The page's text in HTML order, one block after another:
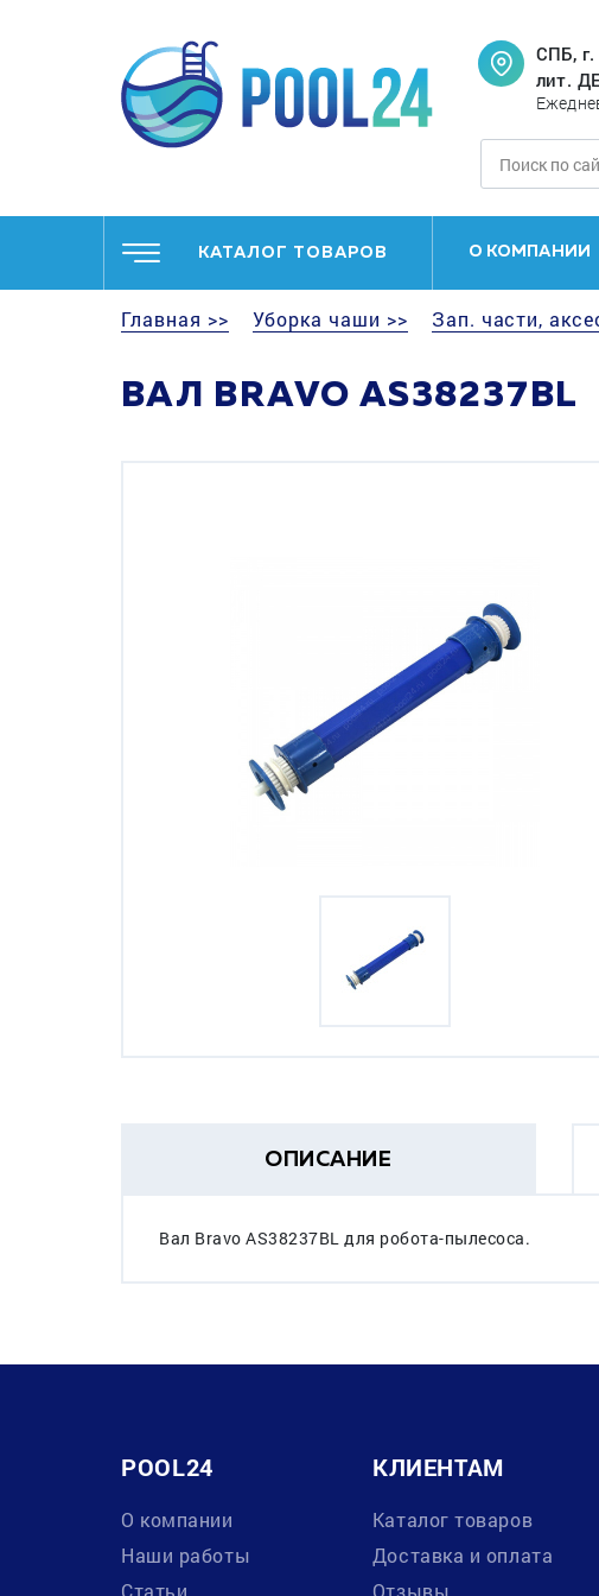
СПБ,
лит.
КАТАЛОГ ТОВАРОВ О КОМПАНИИ
Главная >> Уборка чаши >> Зап. части,
ВАЛ BRAVO AS38237BL
ОПИСАНИЕ
Вал Bravo AS38237BL для робота-пылесоса.
POOL24
О компании
Наши работы
Статьи
КЛИЕНТАМ
Каталог товаров
Доставка и оплата
Отзывы